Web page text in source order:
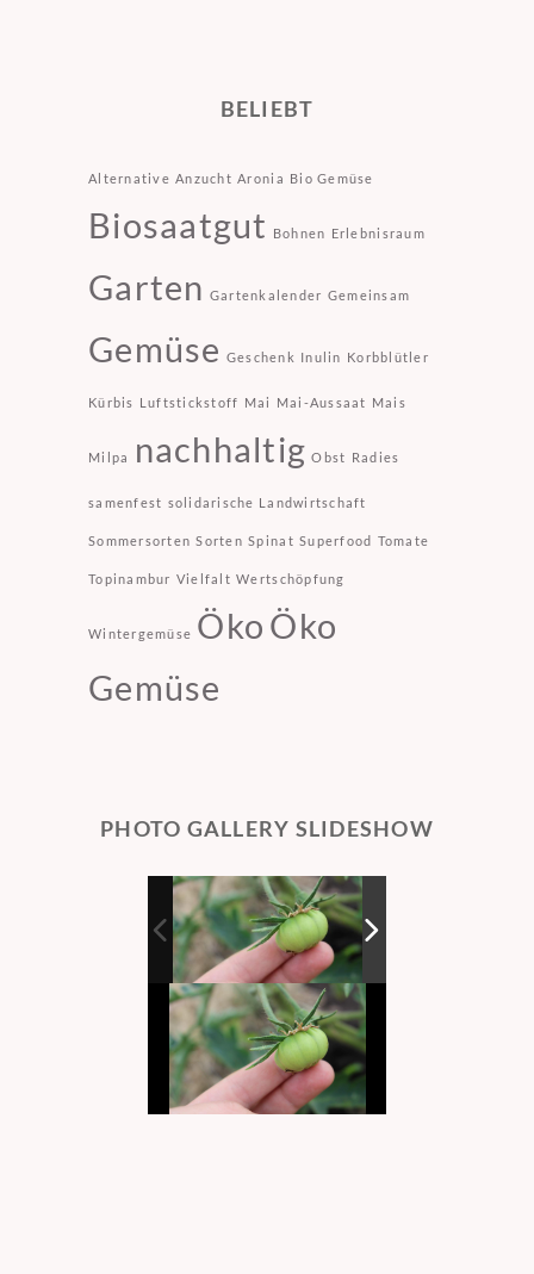
BELIEBT
Alternative Anzucht Aronia Bio Gemüse
Biosaatgut Bohnen Erlebnisraum
Garten Gartenkalender Gemeinsam
Gemüse Geschenk Inulin Korbblütler
Kürbis Luftstickstoff Mai Mai-Aussaat Mais
Milpa nachhaltig Obst Radies
samenfest solidarische Landwirtschaft
Sommersorten Sorten Spinat Superfood Tomate
Topinambur Vielfalt Wertschöpfung
Wintergemüse Öko Öko
Gemüse
PHOTO GALLERY SLIDESHOW